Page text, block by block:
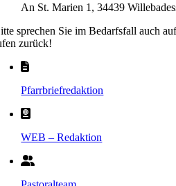
An St. Marien 1, 34439
sprechen Sie im Bedarfsfall auch
zurück!
Pfarrbriefredaktion
WEB – Redaktion